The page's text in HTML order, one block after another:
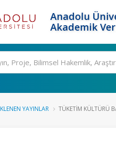
Anadolu
Akademik
YAYINLAR TÜKETIM KÜLTÜRÜ